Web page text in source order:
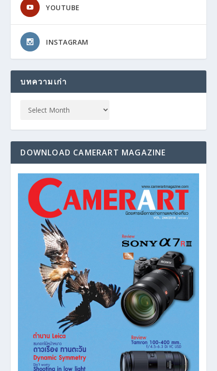
YOUTUBE
INSTAGRAM
บทความเก่า
DOWNLOAD CAMERART MAGAZINE